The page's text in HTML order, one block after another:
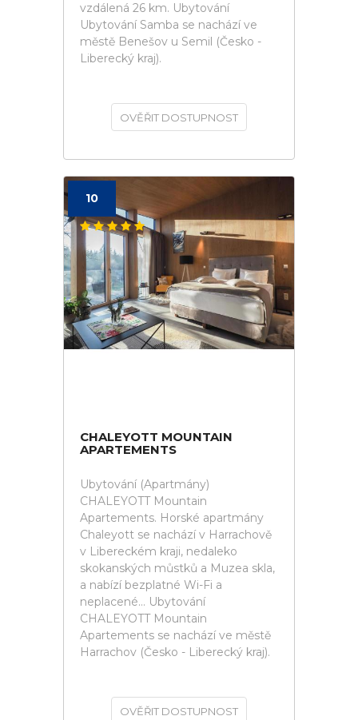
vzdálená 26 km. Ubytování
Ubytování Samba se nachází ve
městě Benešov u Semil (Česko -
Liberecký kraj).
OVĚŘIT DOSTUPNOST
10
CHALEYOTT MOUNTAIN
APARTEMENTS
Ubytování (Apartmány)
CHALEYOTT Mountain
Apartements. Horské apartmány
Chaleyott se nachází v Harrachově
v Libereckém kraji, nedaleko
skokanských můstků a Muzea skla,
a nabízí bezplatné Wi-Fi a
neplacené... Ubytování
CHALEYOTT Mountain
Apartements se nachází ve městě
Harrachov (Česko - Liberecký kraj).
OVĚŘIT DOSTUPNOST